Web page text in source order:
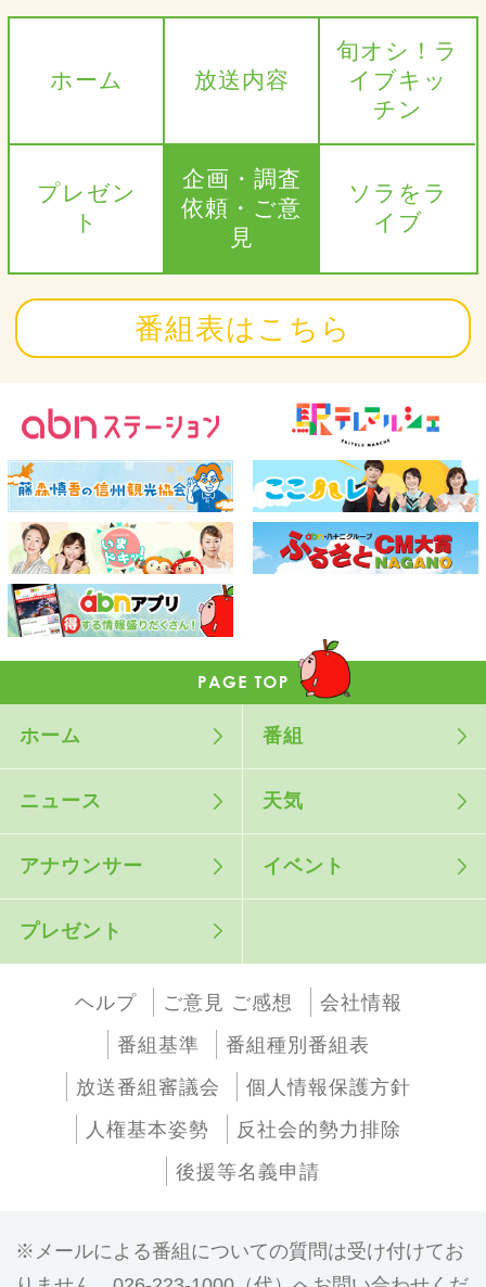
ホーム 放送内容
旬オシ！ラ
イブキッ
チン
プレゼン
ト
企画・調査
依頼・ご意
見
ソラをラ
イブ
番組表はこちら
ホーム 番組
ニュース 天気
アナウンサー イベント
プレゼント
ヘルプ ご意見 ご感想
会社情報
番組基準
番組種別番組表
放送番組審議会
個人情報保護方針
人権基本姿勢
反社会的勢力排除
後援等名義申請
メールによる番組についての質問は受け付けてお